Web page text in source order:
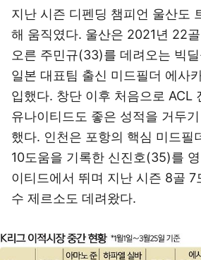
지난 시즌 디펜딩 챔피언 울산도
해 움직였다. 울산은 2021년 22
오른 주민규(33)를 데려오는 빅
일본 대표팀 출신 미드필더 에사
입했다. 창단 이후 처음으로 ACL
유나이티드도 좋은 성적을 거두
했다. 인천은 포항의 핵심 미드필
10도움을 기록한 신진호(35)를
이티드에서 뛰며 지난 시즌 8골 7
수 제르소도 데려왔다.